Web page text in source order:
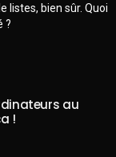
listes, bien sûr. Quoi
?
au
!